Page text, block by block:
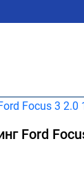
Ford